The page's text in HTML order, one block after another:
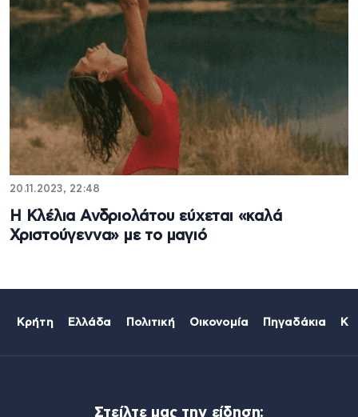
20.11.2023, 22:48
Η Κλέλια Ανδριολάτου εύχεται «καλά
Χριστούγεννα» με το μαγιό
Κρήτη Ελλάδα Πολιτική Οικονομία Πηγαδάκια
Στείλτε μας την είδηση: